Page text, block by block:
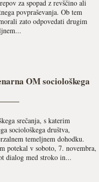
za spopad z revščino ali
povpraševanja. Ob tem
zato odpovedati drugim
OM sociološkega
srečanja, s katerim
sociološkega društva,
temeljnem dohodku.
potekal v soboto, 7. novembra,
dialog med stroko in...